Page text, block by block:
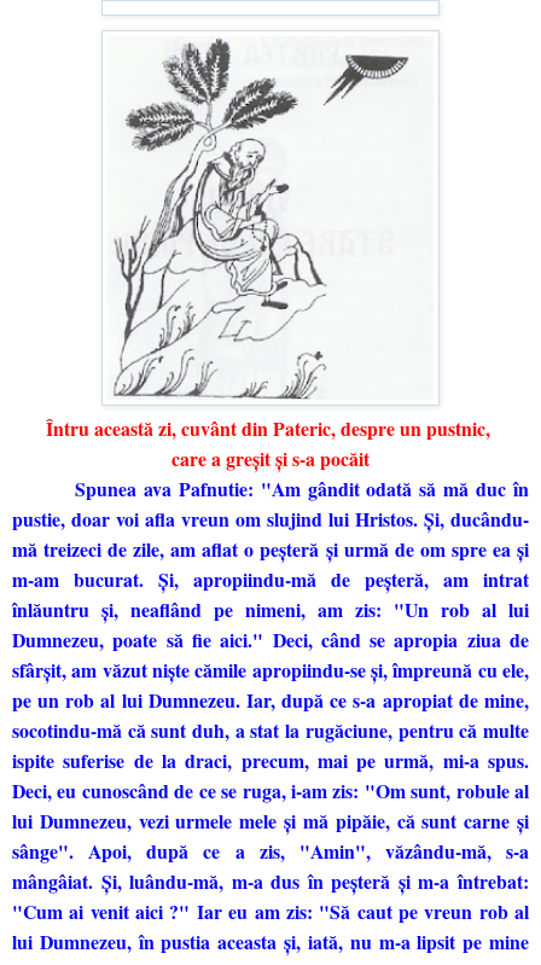
Întru această zi, cuvânt din Pateric, despre un pustnic,
care a greşit şi s-a pocăit
Spunea ava Pafnutie: "Am gândit odată să mă duc în
pustie, doar voi afla vreun om slujind lui Hristos. Şi, ducându-
mă treizeci de zile, am aflat o peşteră şi urmă de om spre ea şi
m-am bucurat. Şi, apropiindu-mă de peşteră, am intrat
înlăuntru şi, neaflând pe nimeni, am zis: "Un rob al lui
Dumnezeu, poate să fie aici." Deci, când se apropia ziua de
sfârşit, am văzut nişte cămile apropiindu-se şi, împreună cu ele,
pe un rob al lui Dumnezeu. Iar, după ce s-a apropiat de mine,
socotindu-mă că sunt duh, a stat la rugăciune, pentru că multe
ispite suferise de la draci, precum, mai pe urmă, mi-a spus.
Deci, eu cunoscând de ce se ruga, i-am zis: "Om sunt, robule al
lui Dumnezeu, vezi urmele mele şi mă pipăie, că sunt carne şi
sânge". Apoi, după ce a zis, "Amin", văzându-mă, s-a
mângâiat. Şi, luându-mă, m-a dus în peşteră şi m-a întrebat:
"Cum ai venit aici ?" Iar eu am zis: "Să caut pe vreun rob al
lui Dumnezeu, în pustia aceasta şi, iată, nu m-a lipsit pe mine